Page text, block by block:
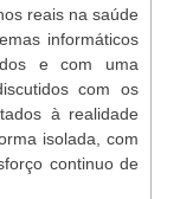
reais na saúde
informáticos
e com uma
com os
à realidade
isolada, com
continuo de